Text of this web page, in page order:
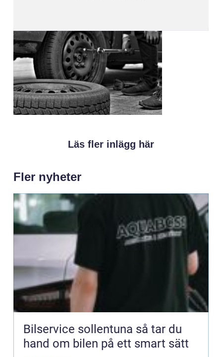
Läs fler inlägg här
Fler nyheter
Bilservice sollentuna så tar du
hand om bilen på ett smart sätt